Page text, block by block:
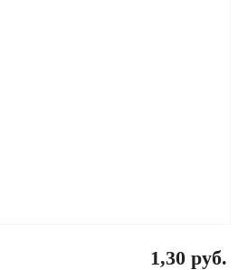
1,30 руб.